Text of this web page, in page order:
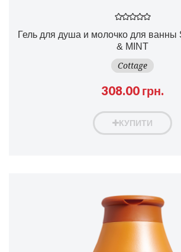
Гель для душа и молочко для ванны
& MINT
Cottage
308.00 грн.
КУПИТИ